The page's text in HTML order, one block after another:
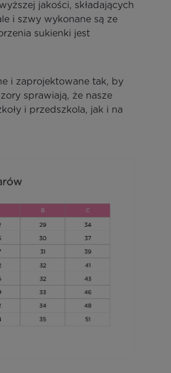
jakości, składających
i szwy wykonane są ze
sukienki jest
i zaprojektowane tak, by
sprawiają, że nasze
i przedszkola, jak i na